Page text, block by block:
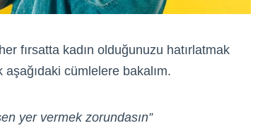
fırsatta kadın olduğunuzu hatırlatmak
cümlelere bakalım.
yer vermek zorundasın”